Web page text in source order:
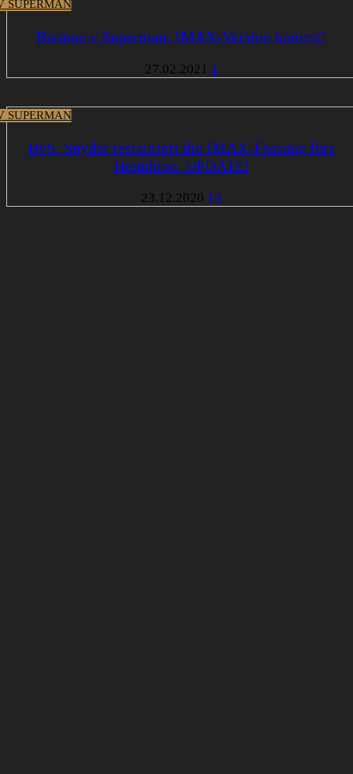
SUPERMAN
Batman v Superman: IMAX-Version kommt!
27.02.2021 1
SUPERMAN
BvS: Snyder restauriert die IMAX-Fassung fürs
Heimkino. UPDATE!
23.12.2020 19